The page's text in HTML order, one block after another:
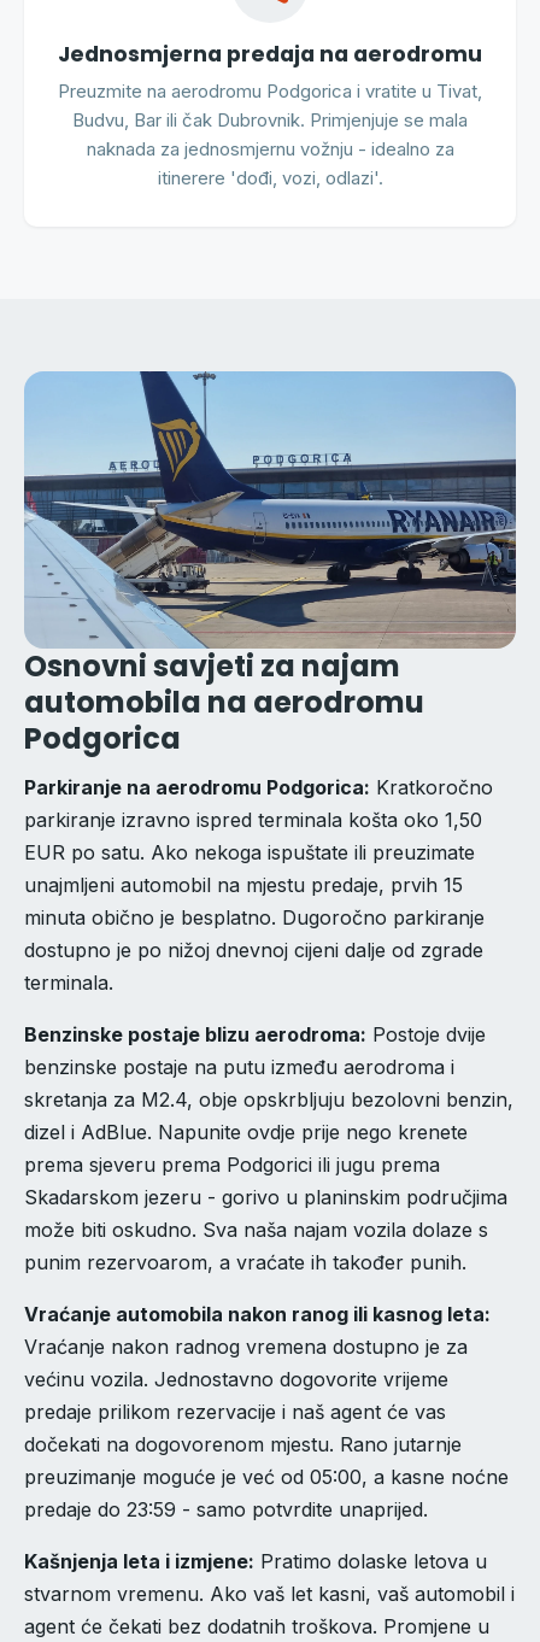
Jednosmjerna predaja na aerodromu
Preuzmite na aerodromu Podgorica i vratite u Tivat,
Budvu, Bar ili čak Dubrovnik. Primjenjuje se mala
naknada za jednosmjernu vožnju - idealno za
itinerere 'dođi, vozi, odlazi'.
Osnovni savjeti za najam
automobila na aerodromu
Podgorica
Parkiranje na aerodromu Podgorica: Kratkoročno
parkiranje izravno ispred terminala košta oko 1,50
EUR po satu. Ako nekoga ispuštate ili preuzimate
unajmljeni automobil na mjestu predaje, prvih 15
minuta obično je besplatno. Dugoročno parkiranje
dostupno je po nižoj dnevnoj cijeni dalje od zgrade
terminala.
Benzinske postaje blizu aerodroma: Postoje dvije
benzinske postaje na putu između aerodroma i
skretanja za M2.4, obje opskrbljuju bezolovni benzin,
dizel i AdBlue. Napunite ovdje prije nego krenete
prema sjeveru prema Podgorici ili jugu prema
Skadarskom jezeru - gorivo u planinskim područjima
može biti oskudno. Sva naša najam vozila dolaze s
punim rezervoarom, a vraćate ih također punih.
Vraćanje automobila nakon ranog ili kasnog leta:
Vraćanje nakon radnog vremena dostupno je za
većinu vozila. Jednostavno dogovorite vrijeme
predaje prilikom rezervacije i naš agent će vas
dočekati na dogovorenom mjestu. Rano jutarnje
preuzimanje moguće je već od 05:00, a kasne noćne
predaje do 23:59 - samo potvrdite unaprijed.
Kašnjenja leta i izmjene: Pratimo dolaske letova u
stvarnom vremenu. Ako vaš let kasni, vaš automobil i
agent će čekati bez dodatnih troškova. Promjene u